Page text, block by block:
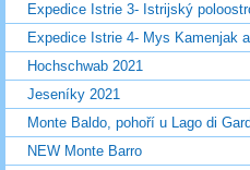
Expedice Istrie 3- Istrijský
Expedice Istrie 4- Mys Kamenjak
Hochschwab 2021
Jeseníky 2021
Monte Baldo, pohoří u Lago di
NEW Monte Barro